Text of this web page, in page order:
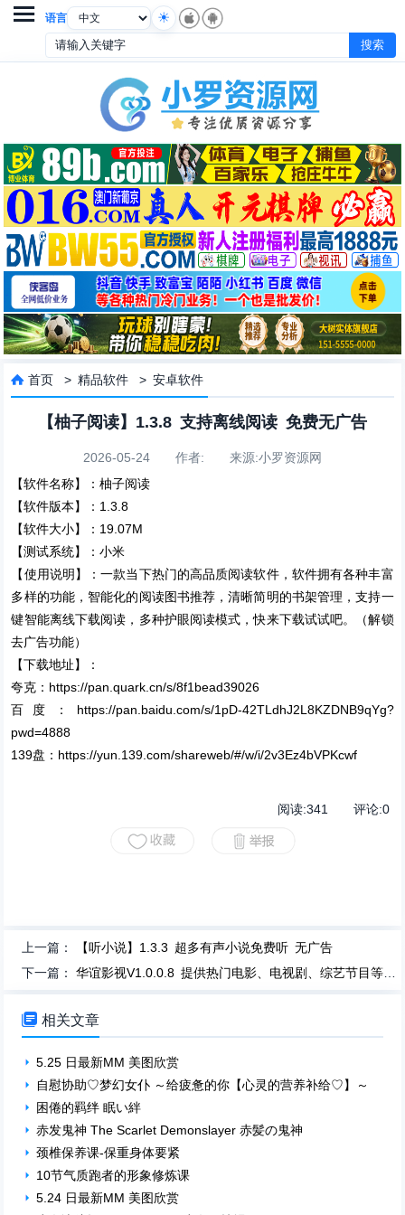
语言

 首页 >精品软件 >安卓软件
【柚子阅读】1.3.8 支持离线阅读 免费无广告
2026-05-24 作者: 来源:小罗资源网
【软件名称】：柚子阅读
【软件版本】：1.3.8
【软件大小】：19.07M
【测试系统】：小米
【使用说明】：一款当下热门的高品质阅读软件，软件拥有各种丰富
多样的功能，智能化的阅读图书推荐，清晰简明的书架管理，支持一
键智能离线下载阅读，多种护眼阅读模式，快来下载试试吧。（解锁
去广告功能）
【下载地址】：
夸克：https://pan.quark.cn/s/8f1bead39026
百度：https://pan.baidu.com/s/1pD-42TLdhJ2L8KZDNB9qYg?
pwd=4888
139盘：https://yun.139.com/shareweb/#/w/i/2v3Ez4bVPKcwf
阅读:341 评论:0
上一篇：
【听小说】1.3.3 超多有声小说免费听 无广告
下一篇：华谊影视V1.0.0.8 提供热门电影、电视剧、综艺节目等多种影视资源
 相关文章
5.25 日最新MM 美图欣赏
自慰协助♡梦幻女仆 ～给疲惫的你【心灵的营养补给♡】～
困倦的羁绊 眠い絆
赤发鬼神 The Scarlet Demonslayer 赤髪の鬼神
颈椎保养课-保重身体要紧
10节气质跑者的形象修炼课
5.24 日最新MM 美图欣赏